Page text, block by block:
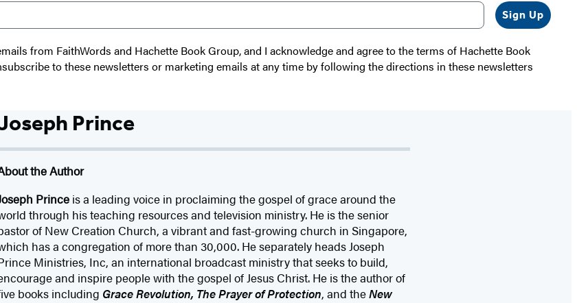
Sign Up
from FaithWords and Hachette Book Group, and I acknowledge and agree to the terms of Hachette Book
to these newsletters or marketing emails at any time by following the directions in these newsletters
Prince
the Author
Prince is a leading voice in proclaiming the gospel of grace around the
through his teaching resources and television ministry. He is the senior
of New Creation Church, a vibrant and fast-growing church in Singapore,
has a congregation of more than 30,000. He separately heads Joseph
Ministries, Inc, an international broadcast ministry that seeks to build,
and inspire people with the gospel of Jesus Christ. He is the author of
books including Grace Revolution, The Prayer of Protection, and theNew